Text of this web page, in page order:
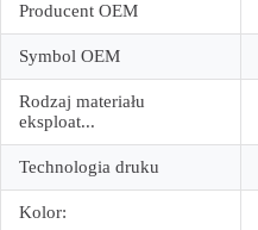
Producent OEM
Symbol OEM
Rodzaj materiału
eksploat...
Technologia druku
Kolor: